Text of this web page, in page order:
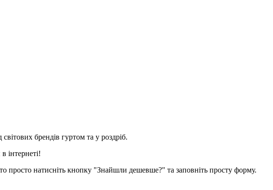
брендів гуртом та у роздріб.
інтернеті!
просто натисніть кнопку "Знайшли дешевше?" та заповніть просту форму.